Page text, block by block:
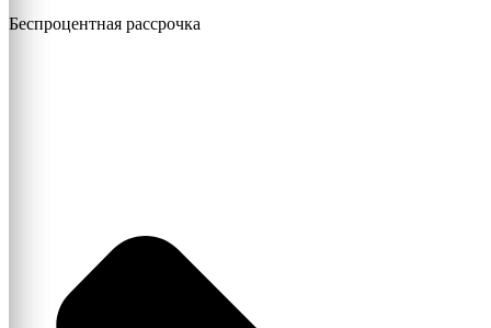
Беспроцентная рассрочка